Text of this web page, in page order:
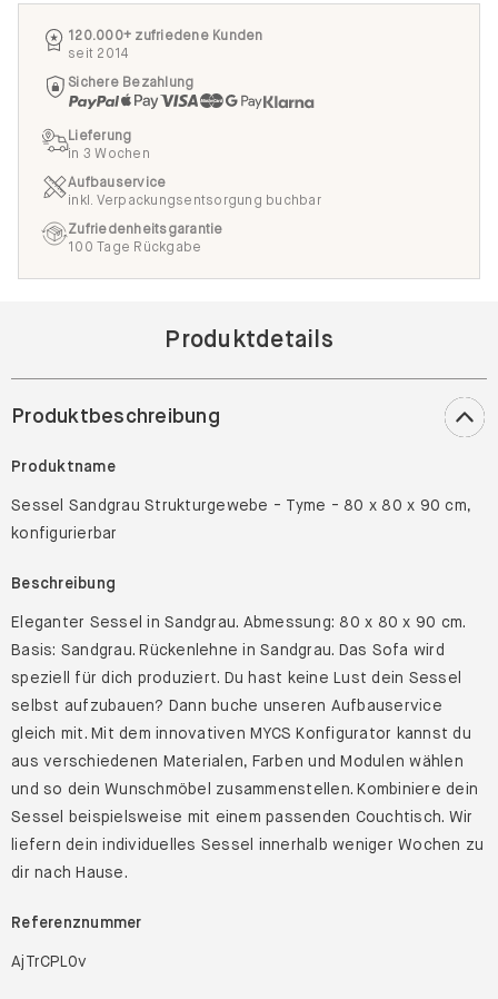
120.000+ zufriedene Kunden
seit 2014
Sichere Bezahlung
Lieferung
in 3 Wochen
Aufbauservice
inkl. Verpackungsentsorgung buchbar
Zufriedenheitsgarantie
100 Tage Rückgabe
Produktdetails
Produktbeschreibung
Produktname
Sessel Sandgrau Strukturgewebe - Tyme - 80 x 80 x 90 cm,
konfigurierbar
Beschreibung
Eleganter Sessel in Sandgrau. Abmessung: 80 x 80 x 90 cm.
Basis: Sandgrau. Rückenlehne in Sandgrau. Das Sofa wird
speziell für dich produziert. Du hast keine Lust dein Sessel
selbst aufzubauen? Dann buche unseren Aufbauservice
gleich mit. Mit dem innovativen MYCS Konfigurator kannst du
aus verschiedenen Materialen, Farben und Modulen wählen
und so dein Wunschmöbel zusammenstellen. Kombiniere dein
Sessel beispielsweise mit einem passenden Couchtisch. Wir
liefern dein individuelles Sessel innerhalb weniger Wochen zu
dir nach Hause.
Referenznummer
AjTrCPL0v